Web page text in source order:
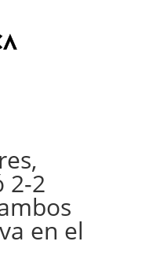
2-2
en el